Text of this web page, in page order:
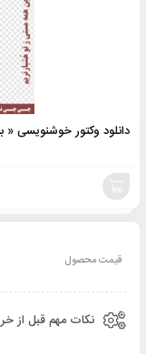
دانلود وکتور خوشنویسی
به
قیمت محصول
نکات مهم قبل از